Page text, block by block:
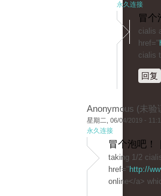
永久连接
冒个
cialis
href="
cialis
回复
Anonymous (未验
星期二, 06/04/2019 -
永久连接
冒个泡吧！
taking 1/2
href=" http://
online</a>